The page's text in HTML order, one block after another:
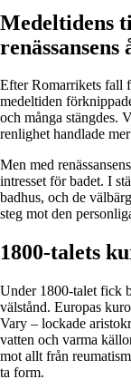
Medeltidens
Efter Romarrikets fall
medeltiden
och många stängdes.
renlighet handlade
Men med
intresset för badet. I
badhus, och de
steg mot den
1800-talets
Under 1800-talet fick
välstånd. Europas
Vary – lockade
vatten och varma
mot allt från
ta form.